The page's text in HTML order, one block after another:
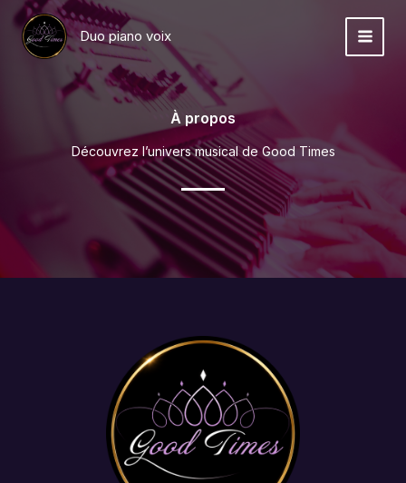
Aller
contenu
Duo piano voix
À propos
Découvrez l’univers musical de Good Times